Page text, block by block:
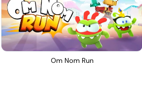
Om Nom Run